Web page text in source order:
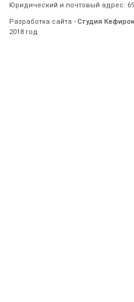
Юридический и почтовый адрес:
Разработка сайта - Студия Кефирок
2018 год